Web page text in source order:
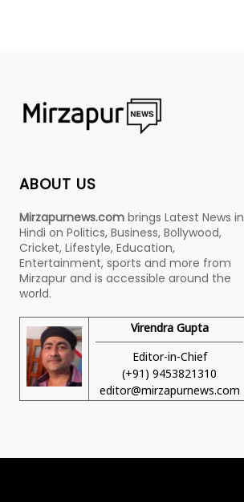
ABOUT US
Mirzapurnews.com brings Latest News in
Hindi on Politics, Business, Bollywood,
Cricket, Lifestyle, Education,
Entertainment, sports and more from
Mirzapur and is accessible around the
world.
Virendra Gupta
Editor-in-Chief
(+91) 9453821310
editor@mirzapurnews.com